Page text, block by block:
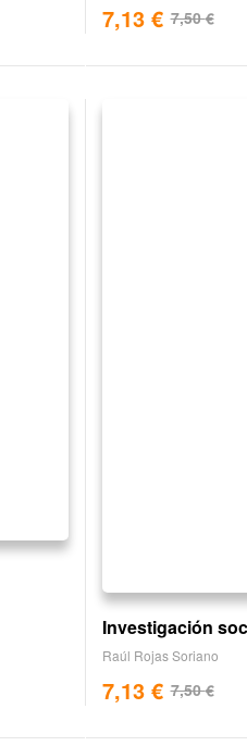
7,50€
7,13 €
Investigación
Raúl Rojas Soriano
7,50€
7,13 €